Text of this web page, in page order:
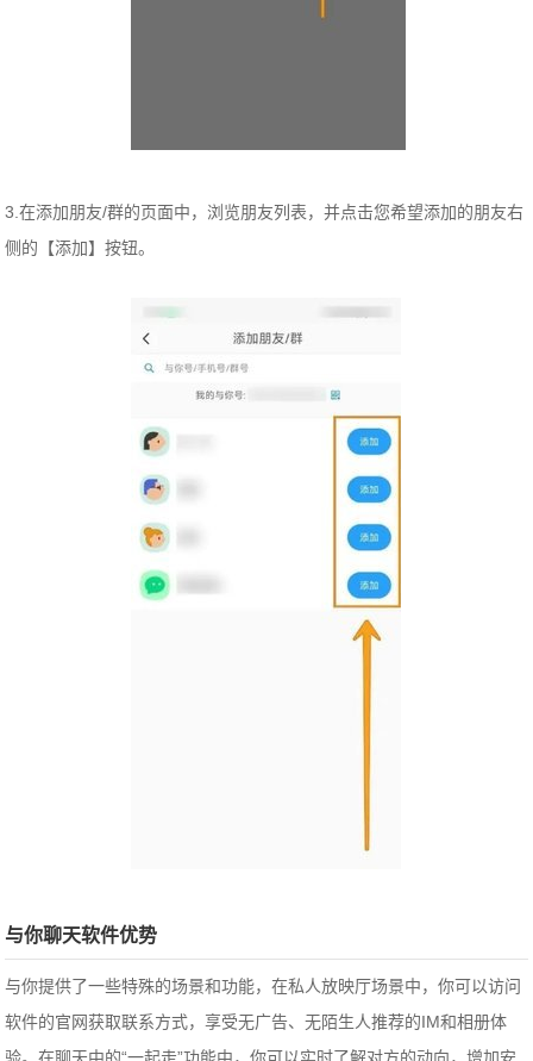
3.在添加朋友/群的页面中，浏览朋友列表，并点击您希望添加的朋友右
侧的【添加】按钮。
与你聊天软件优势
与你提供了一些特殊的场景和功能，在私人放映厅场景中，你可以访问
软件的官网获取联系方式，享受无广告、无陌生人推荐的IM和相册体